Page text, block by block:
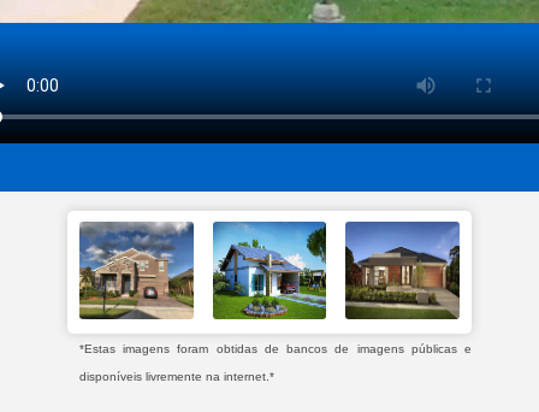
*Estas imagens foram obtidas de bancos de imagens públicas e
disponíveis livremente na internet.*